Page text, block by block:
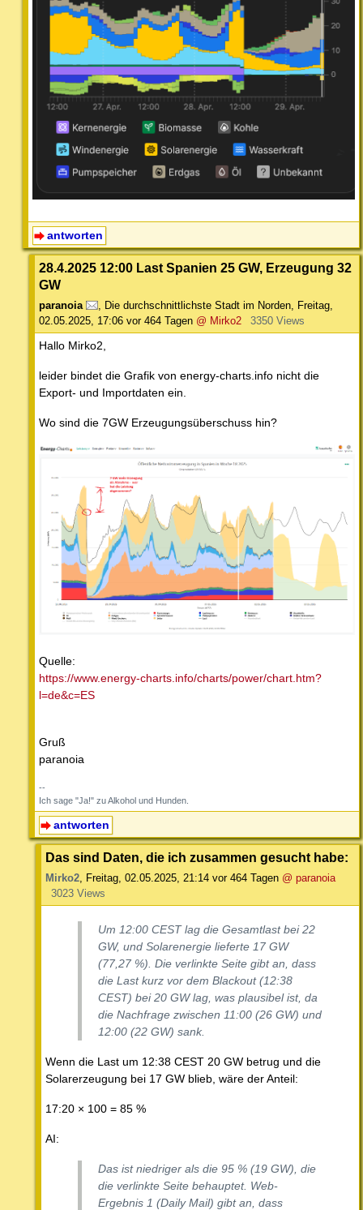
antworten
28.4.2025 12:00 Last Spanien 25 GW, Erzeugung 32
GW
paranoia , Die durchschnittlichste Stadt im Norden, Freitag,
02.05.2025, 17:06 vor 464 Tagen @ Mirko2 3350 Views
Hallo Mirko2,
leider bindet die Grafik von energy-charts.info nicht die
Export- und Importdaten ein.
Wo sind die 7GW Erzeugungsüberschuss hin?
Quelle:
https://www.energy-charts.info/charts/power/chart.htm?
l=de&c=ES
Gruß
paranoia
--
Ich sage "Ja!" zu Alkohol und Hunden.
antworten
Das sind Daten, die ich zusammen gesucht habe:
Mirko2 Freitag, 02.05.2025, 21:14 vor 464 Tagen @ paranoia
3023 Views
Um 12:00 CEST lag die Gesamtlast bei 22
GW, und Solarenergie lieferte 17 GW
(77,27 %). Die verlinkte Seite gibt an, dass
die Last kurz vor dem Blackout (12:38
CEST) bei 20 GW lag, was plausibel ist, da
die Nachfrage zwischen 11:00 (26 GW) und
12:00 (22 GW) sank.
Wenn die Last um 12:38 CEST 20 GW betrug und die
Solarerzeugung bei 17 GW blieb, wäre der Anteil:
17:20 × 100 = 85 %
AI:
Das ist niedriger als die 95 % (19 GW), die
die verlinkte Seite behauptet. Web-
Ergebnis 1 (Daily Mail) gibt an, dass